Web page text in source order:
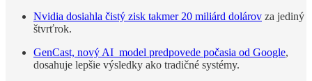
Nvidia dosiahla čistý zisk takmer 20 miliárd dolárov za jediný
štvrťrok.
GenCast, nový AI model predpovede počasia od Google,
dosahuje lepšie výsledky ako tradičné systémy.